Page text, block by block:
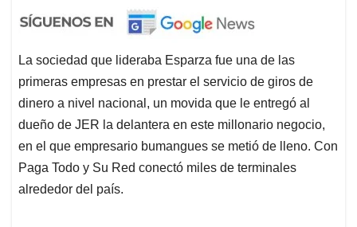
La sociedad que lideraba Esparza fue una de las
primeras empresas en prestar el servicio de giros de
dinero a nivel nacional, un movida que le entregó al
dueño de JER la delantera en este millonario negocio,
en el que empresario bumangues se metió de lleno. Con
Paga Todo y Su Red conectó miles de terminales
alrededor del país.